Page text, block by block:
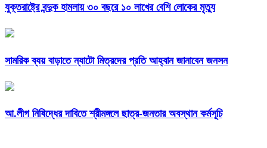
যুক্তরাষ্ট্রে বন্দুক হামলায় ৩০ বছরে ১০ লাখের বেশি লোকের মৃত্যু
সামরিক ব্যয় বাড়াতে ন্যাটো মিত্রদের প্রতি আহ্বান জানাবেন জনসন
আ.লীগ নিষিদ্ধের দাবিতে শ্রীমঙ্গলে ছাত্র-জনতার অবস্থান কর্মসূচি